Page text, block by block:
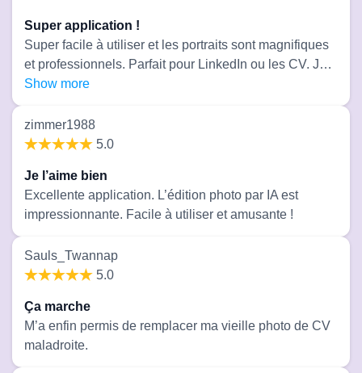
face, le rendu est presque identique à votre vraie
apparence. Je recommande vivement si vous voulez
des portraits IA de haute qualité !
Super application !
Super facile à utiliser et les portraits sont magnifiques
et professionnels. Parfait pour LinkedIn ou les CV. Je
recommande vivement !
Show more
zimmer1988
5.0
Je l’aime bien
Excellente application. L’édition photo par IA est
impressionnante. Facile à utiliser et amusante !
Sauls_Twannap
5.0
Ça marche
M’a enfin permis de remplacer ma vieille photo de CV
maladroite.